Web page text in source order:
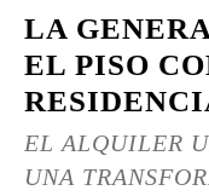
LA
EL PISO
EL ALQUILER
UNA